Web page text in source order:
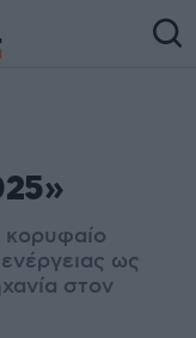
κορυφαίο
ως
στον